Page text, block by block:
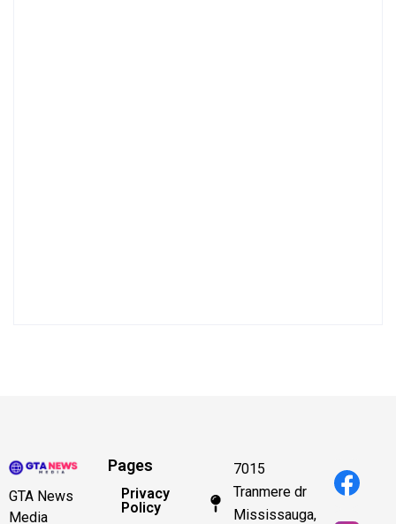
GTA News
Media
Pages
Privacy
Policy
7015
Tranmere dr
Mississauga,